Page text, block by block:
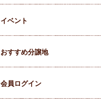
イベント
おすすめ分譲地
会員ログイン